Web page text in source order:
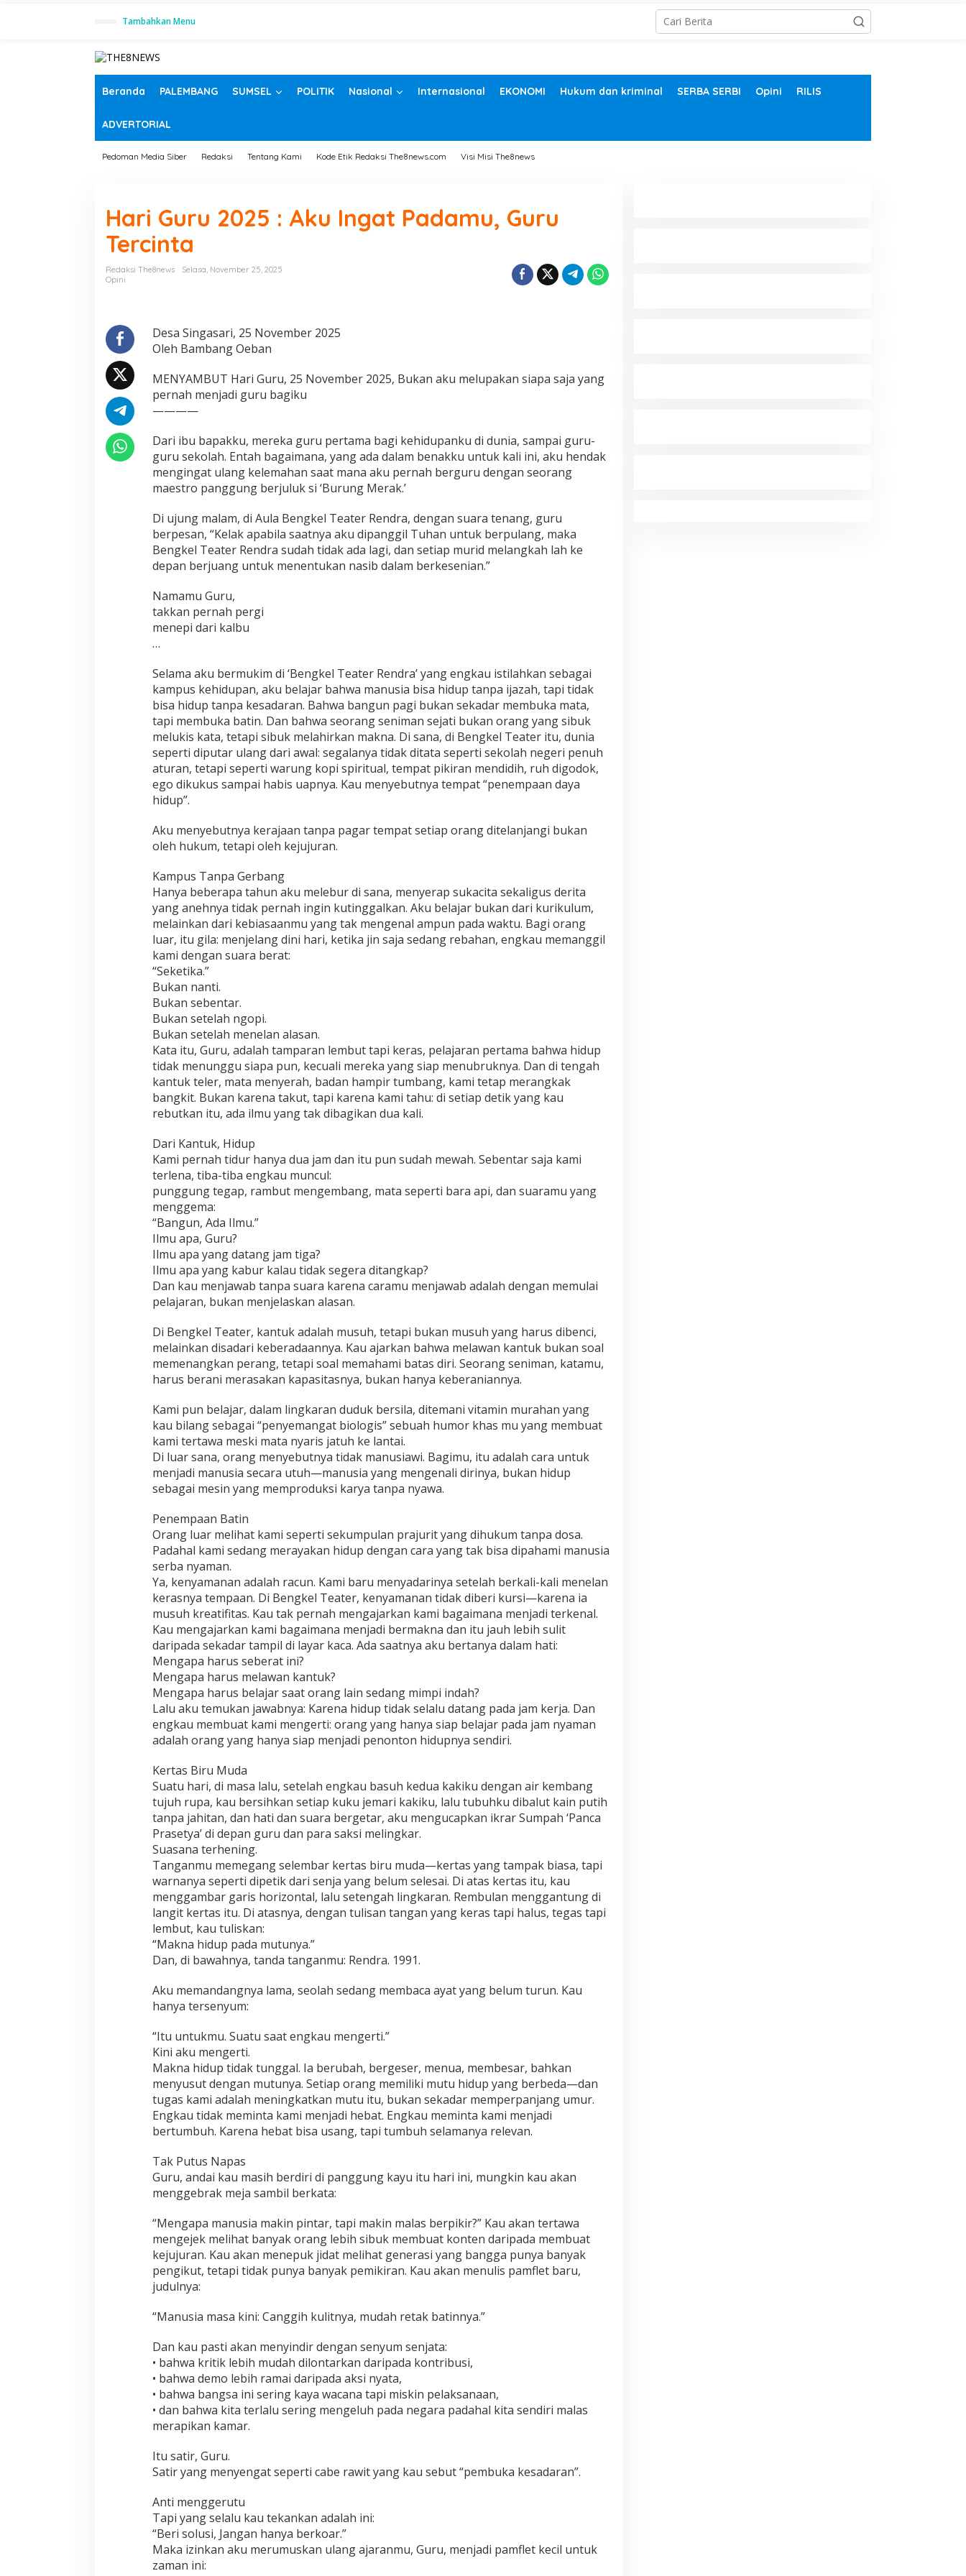
Tambahkan Menu
Beranda PALEMBANG SUMSEL POLITIK Nasional Internasional EKONOMI Hukum dan kriminal SERBA SERBI Opini RILIS
ADVERTORIAL
Pedoman Media Siber Redaksi Tentang Kami Kode Etik Redaksi The8news.com Visi Misi The8news
Hari Guru 2025 : Aku Ingat Padamu, Guru
Tercinta
Redaksi The8news
Selasa, November 25, 2025
Opini
Desa Singasari, 25 November 2025
Oleh Bambang Oeban
MENYAMBUT Hari Guru, 25 November 2025, Bukan aku melupakan siapa saja yang
pernah menjadi guru bagiku
————
Dari ibu bapakku, mereka guru pertama bagi kehidupanku di dunia, sampai guru-
guru sekolah. Entah bagaimana, yang ada dalam benakku untuk kali ini, aku hendak
mengingat ulang kelemahan saat mana aku pernah berguru dengan seorang
maestro panggung berjuluk si ‘Burung Merak.’
Di ujung malam, di Aula Bengkel Teater Rendra, dengan suara tenang, guru
berpesan, “Kelak apabila saatnya aku dipanggil Tuhan untuk berpulang, maka
Bengkel Teater Rendra sudah tidak ada lagi, dan setiap murid melangkah lah ke
depan berjuang untuk menentukan nasib dalam berkesenian.”
Namamu Guru,
takkan pernah pergi
menepi dari kalbu
…
Selama aku bermukim di ‘Bengkel Teater Rendra’ yang engkau istilahkan sebagai
kampus kehidupan, aku belajar bahwa manusia bisa hidup tanpa ijazah, tapi tidak
bisa hidup tanpa kesadaran. Bahwa bangun pagi bukan sekadar membuka mata,
tapi membuka batin. Dan bahwa seorang seniman sejati bukan orang yang sibuk
melukis kata, tetapi sibuk melahirkan makna. Di sana, di Bengkel Teater itu, dunia
seperti diputar ulang dari awal: segalanya tidak ditata seperti sekolah negeri penuh
aturan, tetapi seperti warung kopi spiritual, tempat pikiran mendidih, ruh digodok,
ego dikukus sampai habis uapnya. Kau menyebutnya tempat “penempaan daya
hidup”.
Aku menyebutnya kerajaan tanpa pagar tempat setiap orang ditelanjangi bukan
oleh hukum, tetapi oleh kejujuran.
Kampus Tanpa Gerbang
Hanya beberapa tahun aku melebur di sana, menyerap sukacita sekaligus derita
yang anehnya tidak pernah ingin kutinggalkan. Aku belajar bukan dari kurikulum,
melainkan dari kebiasaanmu yang tak mengenal ampun pada waktu. Bagi orang
luar, itu gila: menjelang dini hari, ketika jin saja sedang rebahan, engkau memanggil
kami dengan suara berat:
“Seketika.”
Bukan nanti.
Bukan sebentar.
Bukan setelah ngopi.
Bukan setelah menelan alasan.
Kata itu, Guru, adalah tamparan lembut tapi keras, pelajaran pertama bahwa hidup
tidak menunggu siapa pun, kecuali mereka yang siap menubruknya. Dan di tengah
kantuk teler, mata menyerah, badan hampir tumbang, kami tetap merangkak
bangkit. Bukan karena takut, tapi karena kami tahu: di setiap detik yang kau
rebutkan itu, ada ilmu yang tak dibagikan dua kali.
Dari Kantuk, Hidup
Kami pernah tidur hanya dua jam dan itu pun sudah mewah. Sebentar saja kami
terlena, tiba-tiba engkau muncul:
punggung tegap, rambut mengembang, mata seperti bara api, dan suaramu yang
menggema:
“Bangun, Ada Ilmu.”
Ilmu apa, Guru?
Ilmu apa yang datang jam tiga?
Ilmu apa yang kabur kalau tidak segera ditangkap?
Dan kau menjawab tanpa suara karena caramu menjawab adalah dengan memulai
pelajaran, bukan menjelaskan alasan.
Di Bengkel Teater, kantuk adalah musuh, tetapi bukan musuh yang harus dibenci,
melainkan disadari keberadaannya. Kau ajarkan bahwa melawan kantuk bukan soal
memenangkan perang, tetapi soal memahami batas diri. Seorang seniman, katamu,
harus berani merasakan kapasitasnya, bukan hanya keberaniannya.
Kami pun belajar, dalam lingkaran duduk bersila, ditemani vitamin murahan yang
kau bilang sebagai “penyemangat biologis” sebuah humor khas mu yang membuat
kami tertawa meski mata nyaris jatuh ke lantai.
Di luar sana, orang menyebutnya tidak manusiawi. Bagimu, itu adalah cara untuk
menjadi manusia secara utuh—manusia yang mengenali dirinya, bukan hidup
sebagai mesin yang memproduksi karya tanpa nyawa.
Penempaan Batin
Orang luar melihat kami seperti sekumpulan prajurit yang dihukum tanpa dosa.
Padahal kami sedang merayakan hidup dengan cara yang tak bisa dipahami manusia
serba nyaman.
Ya, kenyamanan adalah racun. Kami baru menyadarinya setelah berkali-kali menelan
kerasnya tempaan. Di Bengkel Teater, kenyamanan tidak diberi kursi—karena ia
musuh kreatifitas. Kau tak pernah mengajarkan kami bagaimana menjadi terkenal.
Kau mengajarkan kami bagaimana menjadi bermakna dan itu jauh lebih sulit
daripada sekadar tampil di layar kaca. Ada saatnya aku bertanya dalam hati:
Mengapa harus seberat ini?
Mengapa harus melawan kantuk?
Mengapa harus belajar saat orang lain sedang mimpi indah?
Lalu aku temukan jawabnya: Karena hidup tidak selalu datang pada jam kerja. Dan
engkau membuat kami mengerti: orang yang hanya siap belajar pada jam nyaman
adalah orang yang hanya siap menjadi penonton hidupnya sendiri.
Kertas Biru Muda
Suatu hari, di masa lalu, setelah engkau basuh kedua kakiku dengan air kembang
tujuh rupa, kau bersihkan setiap kuku jemari kakiku, lalu tubuhku dibalut kain putih
tanpa jahitan, dan hati dan suara bergetar, aku mengucapkan ikrar Sumpah ‘Panca
Prasetya’ di depan guru dan para saksi melingkar.
Suasana terhening.
Tanganmu memegang selembar kertas biru muda—kertas yang tampak biasa, tapi
warnanya seperti dipetik dari senja yang belum selesai. Di atas kertas itu, kau
menggambar garis horizontal, lalu setengah lingkaran. Rembulan menggantung di
langit kertas itu. Di atasnya, dengan tulisan tangan yang keras tapi halus, tegas tapi
lembut, kau tuliskan:
“Makna hidup pada mutunya.”
Dan, di bawahnya, tanda tanganmu: Rendra. 1991.
Aku memandangnya lama, seolah sedang membaca ayat yang belum turun. Kau
hanya tersenyum:
“Itu untukmu. Suatu saat engkau mengerti.”
Kini aku mengerti.
Makna hidup tidak tunggal. Ia berubah, bergeser, menua, membesar, bahkan
menyusut dengan mutunya. Setiap orang memiliki mutu hidup yang berbeda—dan
tugas kami adalah meningkatkan mutu itu, bukan sekadar memperpanjang umur.
Engkau tidak meminta kami menjadi hebat. Engkau meminta kami menjadi
bertumbuh. Karena hebat bisa usang, tapi tumbuh selamanya relevan.
Tak Putus Napas
Guru, andai kau masih berdiri di panggung kayu itu hari ini, mungkin kau akan
menggebrak meja sambil berkata:
“Mengapa manusia makin pintar, tapi makin malas berpikir?” Kau akan tertawa
mengejek melihat banyak orang lebih sibuk membuat konten daripada membuat
kejujuran. Kau akan menepuk jidat melihat generasi yang bangga punya banyak
pengikut, tetapi tidak punya banyak pemikiran. Kau akan menulis pamflet baru,
judulnya:
“Manusia masa kini: Canggih kulitnya, mudah retak batinnya.”
Dan kau pasti akan menyindir dengan senyum senjata:
• bahwa kritik lebih mudah dilontarkan daripada kontribusi,
• bahwa demo lebih ramai daripada aksi nyata,
• bahwa bangsa ini sering kaya wacana tapi miskin pelaksanaan,
• dan bahwa kita terlalu sering mengeluh pada negara padahal kita sendiri malas
merapikan kamar.
Itu satir, Guru.
Satir yang menyengat seperti cabe rawit yang kau sebut “pembuka kesadaran”.
Anti menggerutu
Tapi yang selalu kau tekankan adalah ini:
“Beri solusi, Jangan hanya berkoar.”
Maka izinkan aku merumuskan ulang ajaranmu, Guru, menjadi pamflet kecil untuk
zaman ini: